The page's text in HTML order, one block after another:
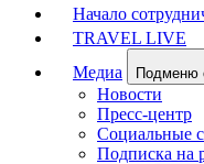
Начало
TRAVEL LIVE
Медиа
Подменю
Новости
Пресс-центр
Социальные
Подписка на